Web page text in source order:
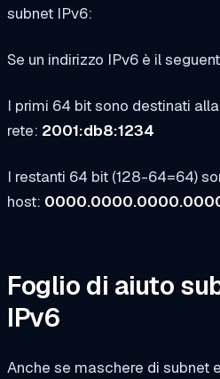
subnet IPv6:
Se un indirizzo IPv6 è il
I primi 64 bit sono destinati
rete: 2001:db8:1234
I restanti 64 bit (128-64=64)
host:
Foglio di aiuto
IPv6
Anche se maschere di subnet